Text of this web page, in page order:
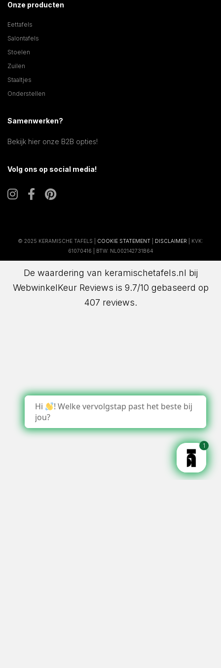
Onze producten
Eettafels
Salontafels
Stoelen
Zuilen
Staaltjes
Onderstellen
Samenwerken?
Bekijk hier onze B2B opties!
Volg ons op social media!
© 2025 KERAMISCHE TAFELS | COOKIE STATEMENT DISCLAIMER | KVK:
61070416 | BTW: NL002142731B64
De waardering van keramischetafels.nl bij
WebwinkelKeur Reviews is 9.7/10 gebaseerd op
407 reviews.
Hi
! Welke vervolgstap past het beste bij
jou?
1